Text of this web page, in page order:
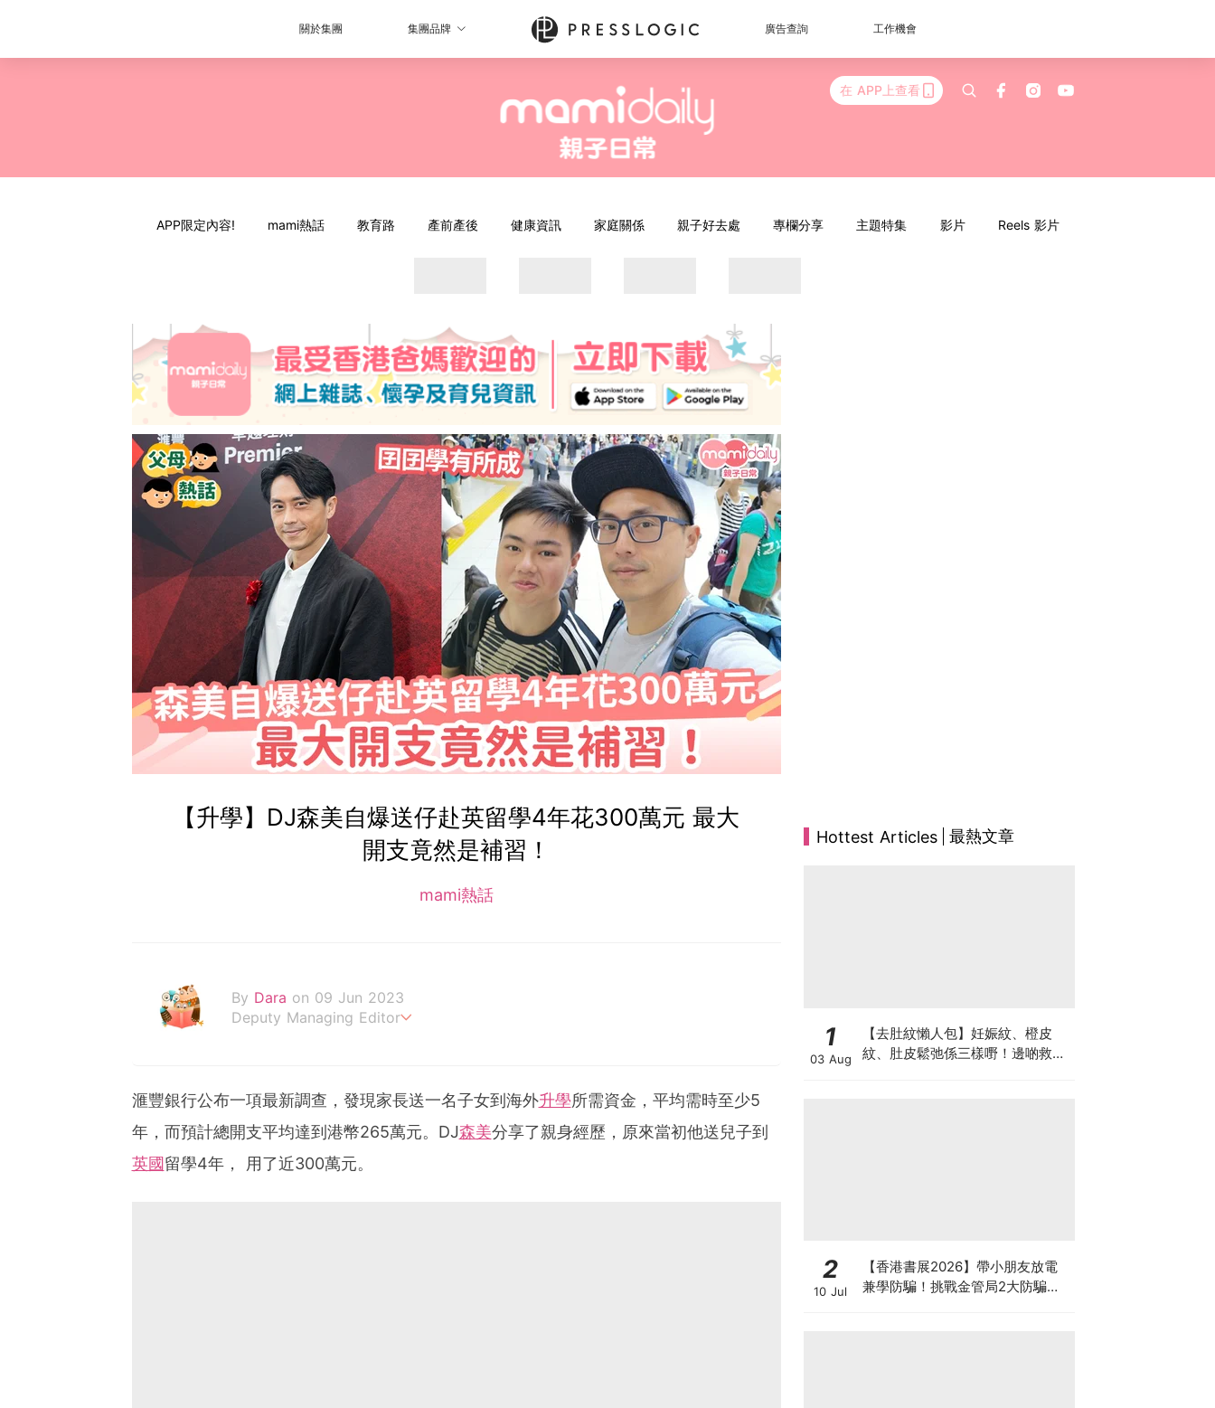
關於集團 集團品牌 廣告查詢 工作機會
在 APP上查看
APP限定內容! mami熱話 教育路 產前產後 健康資訊 家庭關係 親子好去處 專欄分享 主題特集 影片 Reels 影片
【升學】DJ森美自爆送仔赴英留學4年花300萬元 最大
開支竟然是補習！
mami熱話
By Dara on 09 Jun 2023
Deputy Managing Editor
滙豐銀行公布一項最新調查，發現家長送一名子女到海外升學所需資金，平均需時至少5
年，而預計總開支平均達到港幣265萬元。DJ森美分享了親身經歷，原來當初他送兒子到
英國留學4年， 用了近300萬元。
Hottest Articles 最熱文章
1
03 Aug
【去肚紋懶人包】妊娠紋、橙皮
紋、肚皮鬆弛係三樣嘢！邊啲救得
2
10 Jul
【香港書展2026】帶小朋友放電
兼學防騙！挑戰金管局2大防騙遊